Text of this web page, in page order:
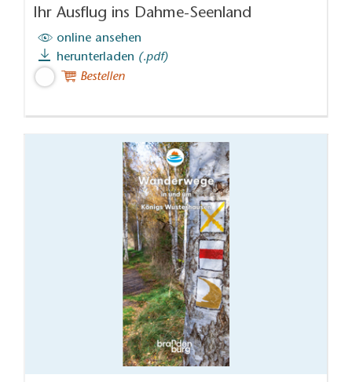
Ihr Ausflug ins Dahme-Seenland
online ansehen
herunterladen (.pdf)
Bestellen